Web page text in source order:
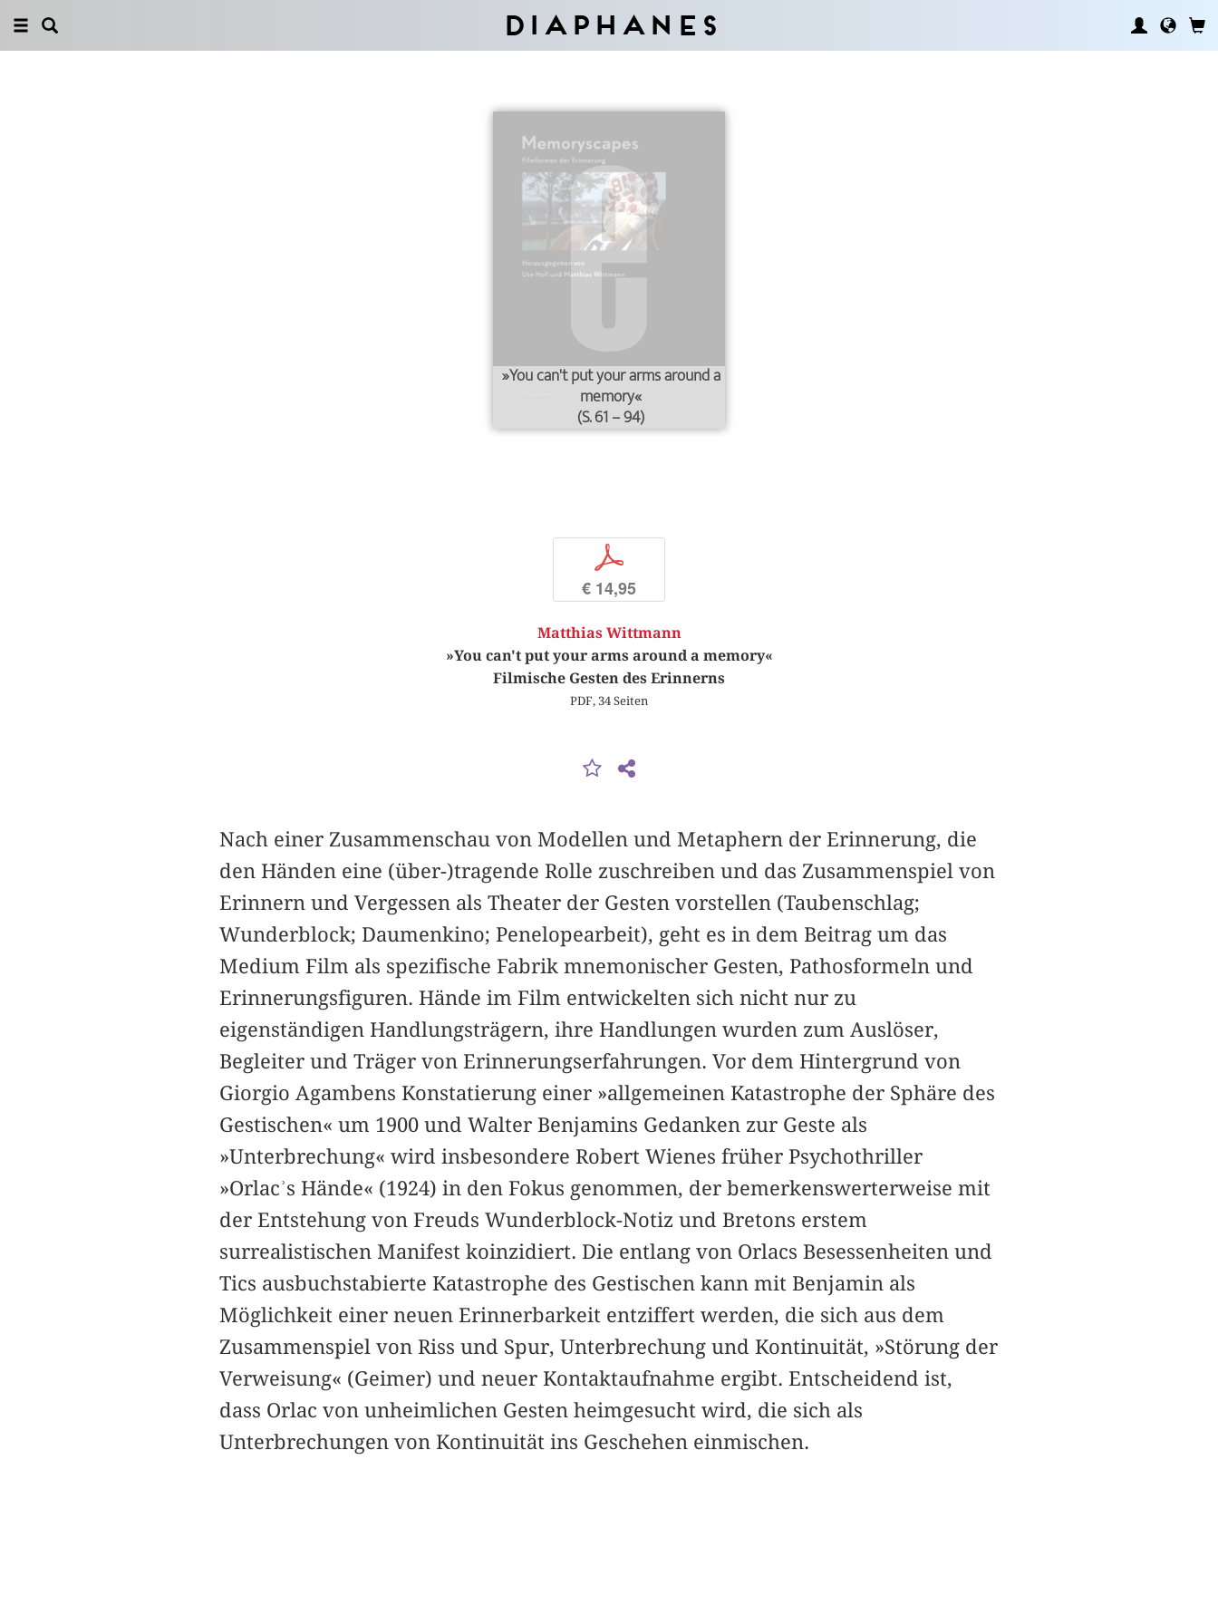
Diaphanes
»You can't put your arms around a
memory«
(S. 61 – 94)
p
€ 14,95
Matthias Wittmann
»You can't put your arms around a memory«
Filmische Gesten des Erinnerns
PDF, 34 Seiten
Nach einer Zusammenschau von Modellen und Metaphern der Erinnerung, die
den Händen eine (über-)tragende Rolle zuschreiben und das Zusammenspiel von
Erinnern und Vergessen als Theater der Gesten vorstellen (Taubenschlag;
Wunderblock; Daumenkino; Penelopearbeit), geht es in dem Beitrag um das
Medium Film als spezifische Fabrik mnemonischer Gesten, Pathosformeln und
Erinnerungsfiguren. Hände im Film entwickelten sich nicht nur zu
eigenständigen Handlungsträgern, ihre Handlungen wurden zum Auslöser,
Begleiter und Träger von Erinnerungserfahrungen. Vor dem Hintergrund von
Giorgio Agambens Konstatierung einer »allgemeinen Katastrophe der Sphäre des
Gestischen« um 1900 und Walter Benjamins Gedanken zur Geste als
»Unterbrechung« wird insbesondere Robert Wienes früher Psychothriller
»Orlacʾs Hände« (1924) in den Fokus genommen, der bemerkenswerterweise mit
der Entstehung von Freuds Wunderblock-Notiz und Bretons erstem
surrealistischen Manifest koinzidiert. Die entlang von Orlacs Besessenheiten und
Tics ausbuchstabierte Katastrophe des Gestischen kann mit Benjamin als
Möglichkeit einer neuen Erinnerbarkeit entziffert werden, die sich aus dem
Zusammenspiel von Riss und Spur, Unterbrechung und Kontinuität, »Störung der
Verweisung« (Geimer) und neuer Kontaktaufnahme ergibt. Entscheidend ist,
dass Orlac von unheimlichen Gesten heimgesucht wird, die sich als
Unterbrechungen von Kontinuität ins Geschehen einmischen.